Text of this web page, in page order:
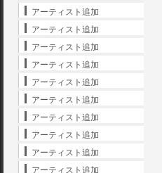
アーティスト追加
アーティスト追加
アーティスト追加
アーティスト追加
アーティスト追加
アーティスト追加
アーティスト追加
アーティスト追加
アーティスト追加
アーティスト追加